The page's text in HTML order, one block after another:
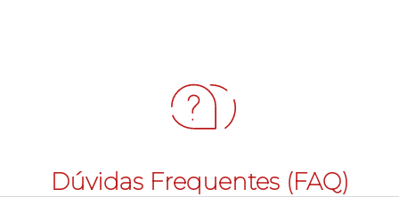
Dúvidas Frequentes (FAQ)